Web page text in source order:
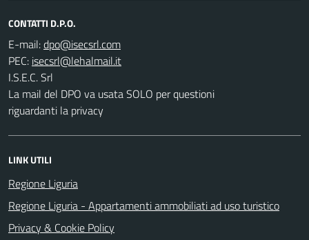
CONTATTI D.P.O.
E-mail:
PEC:
I.S.E.C. Srl
La mail del DPO va usata SOLO per questioni
riguardanti la privacy
LINK UTILI
Regione Liguria
Regione Liguria - Appartamenti ammobiliati ad uso turistico
Privacy & Cookie Policy